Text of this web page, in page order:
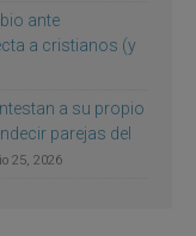
ante
a cristianos (y
a su propio
parejas del
25, 2026